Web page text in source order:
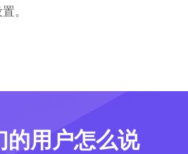
。
的用户怎么说